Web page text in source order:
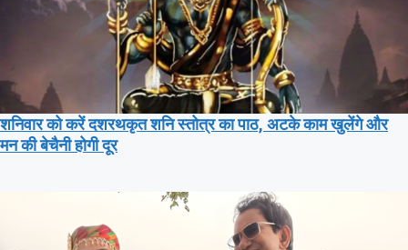
शनिवार को करें दशरथकृत शनि स्तोत्र का पाठ, अटके काम खुलेंगे और
मन की बेचैनी होगी दूर